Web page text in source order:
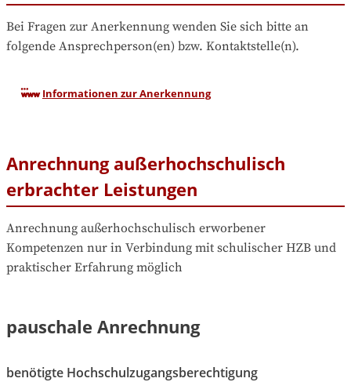
Bei Fragen zur Anerkennung wenden Sie sich bitte an
folgende Ansprechperson(en) bzw. Kontaktstelle(n).
Informationen zur Anerkennung
Anrechnung außerhochschulisch
erbrachter Leistungen
Anrechnung außerhochschulisch erworbener
Kompetenzen nur in Verbindung mit schulischer HZB und
praktischer Erfahrung möglich
pauschale Anrechnung
benötigte Hochschulzugangsberechtigung